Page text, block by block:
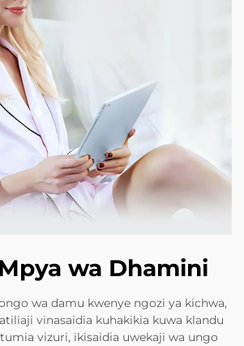
wa Dhamini
wa damu kwenye ngozi ya kichwa,
vinasaidia kuhakikia kuwa klandu
vizuri, ikisaidia uwekaji wa ungo